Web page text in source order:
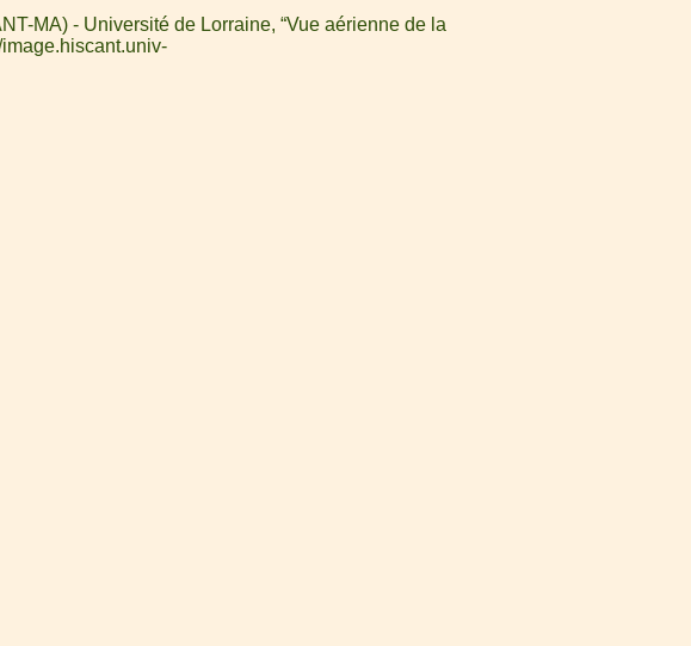
MA) - Université de Lorraine, “Vue aérienne de la
image.hiscant.univ-